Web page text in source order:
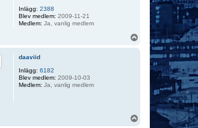
Inlägg: 2388
Blev medlem: 2009-11-21
Medlem: Ja, vanlig medlem
daaviid
Inlägg: 6182
Blev medlem: 2009-10-03
Medlem: Ja, vanlig medlem